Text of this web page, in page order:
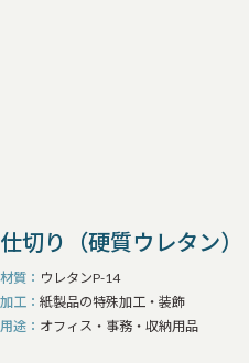
仕切り（硬質ウレタン）
材質
ウレタンP-14
加工
紙製品の特殊加工・装飾
用途
オフィス・事務・収納用品